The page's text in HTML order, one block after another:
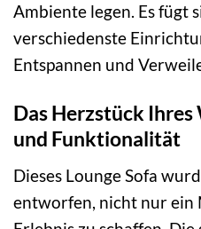
Ambiente legen. Es fügt
verschiedenste
Entspannen und
Das Herzstück
und Funktionalität
Dieses Lounge Sofa
entworfen, nicht nur ein